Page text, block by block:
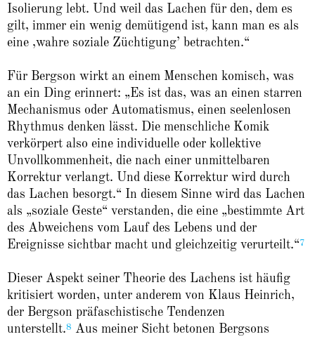
Isolierung lebt. Und weil das Lachen für den, dem es
gilt, immer ein wenig demütigend ist, kann man es als
eine ‚wahre soziale Züchtigung’ betrachten.“
Für Bergson wirkt an einem Menschen komisch, was
an ein Ding erinnert: „Es ist das, was an einen starren
Mechanismus oder Automatismus, einen seelenlosen
Rhythmus denken lässt. Die menschliche Komik
verkörpert also eine individuelle oder kollektive
Unvollkommenheit, die nach einer unmittelbaren
Korrektur verlangt. Und diese Korrektur wird durch
das Lachen besorgt.“ In diesem Sinne wird das Lachen
als „soziale Geste“ verstanden, die eine „bestimmte Art
des Abweichens vom Lauf des Lebens und der
Ereignisse sichtbar macht und gleichzeitig verurteilt.“7
Dieser Aspekt seiner Theorie des Lachens ist häufig
kritisiert worden, unter anderem von Klaus Heinrich,
der Bergson präfaschistische Tendenzen
unterstellt.8 Aus meiner Sicht betonen Bergsons